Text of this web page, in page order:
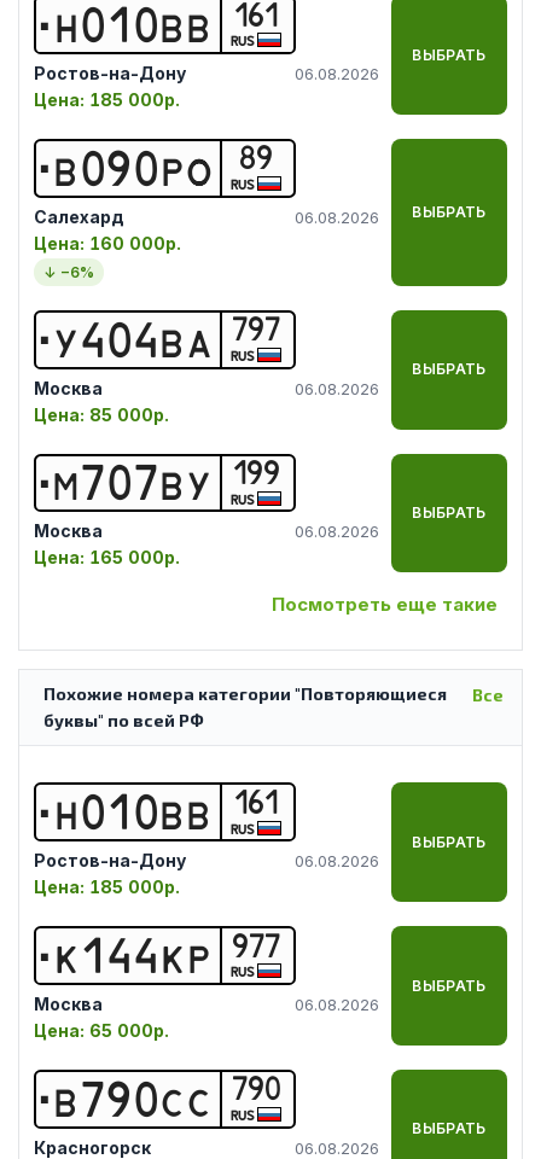
Н01 0ВВ 161
RUS
Ростов-на-Дону 06.08.2026
Цена: 185 000р.
ВЫБРАТЬ
В090РО 89
RUS
Салехард 06.08.2026
Цена: 160 000р.
↓ −6%
ВЫБРАТЬ
У404В А 797
RUS
Москва 06.08.2026
Цена: 85 000р.
ВЫБРАТЬ
М707ВУ 199
RUS
Москва 06.08.2026
Цена: 165 000р.
ВЫБРАТЬ
Посмотреть еще такие
Все
Похожие номера категории "Повторяющиеся
буквы" по всей РФ
Н01 0ВВ 161
RUS
Ростов-на-Дону 06.08.2026
Цена: 185 000р.
ВЫБРАТЬ
К1 44КР 977
RUS
Москва 06.08.2026
Цена: 65 000р.
ВЫБРАТЬ
В790СС 790
RUS
Красногорск 06.08.2026
ВЫБРАТЬ